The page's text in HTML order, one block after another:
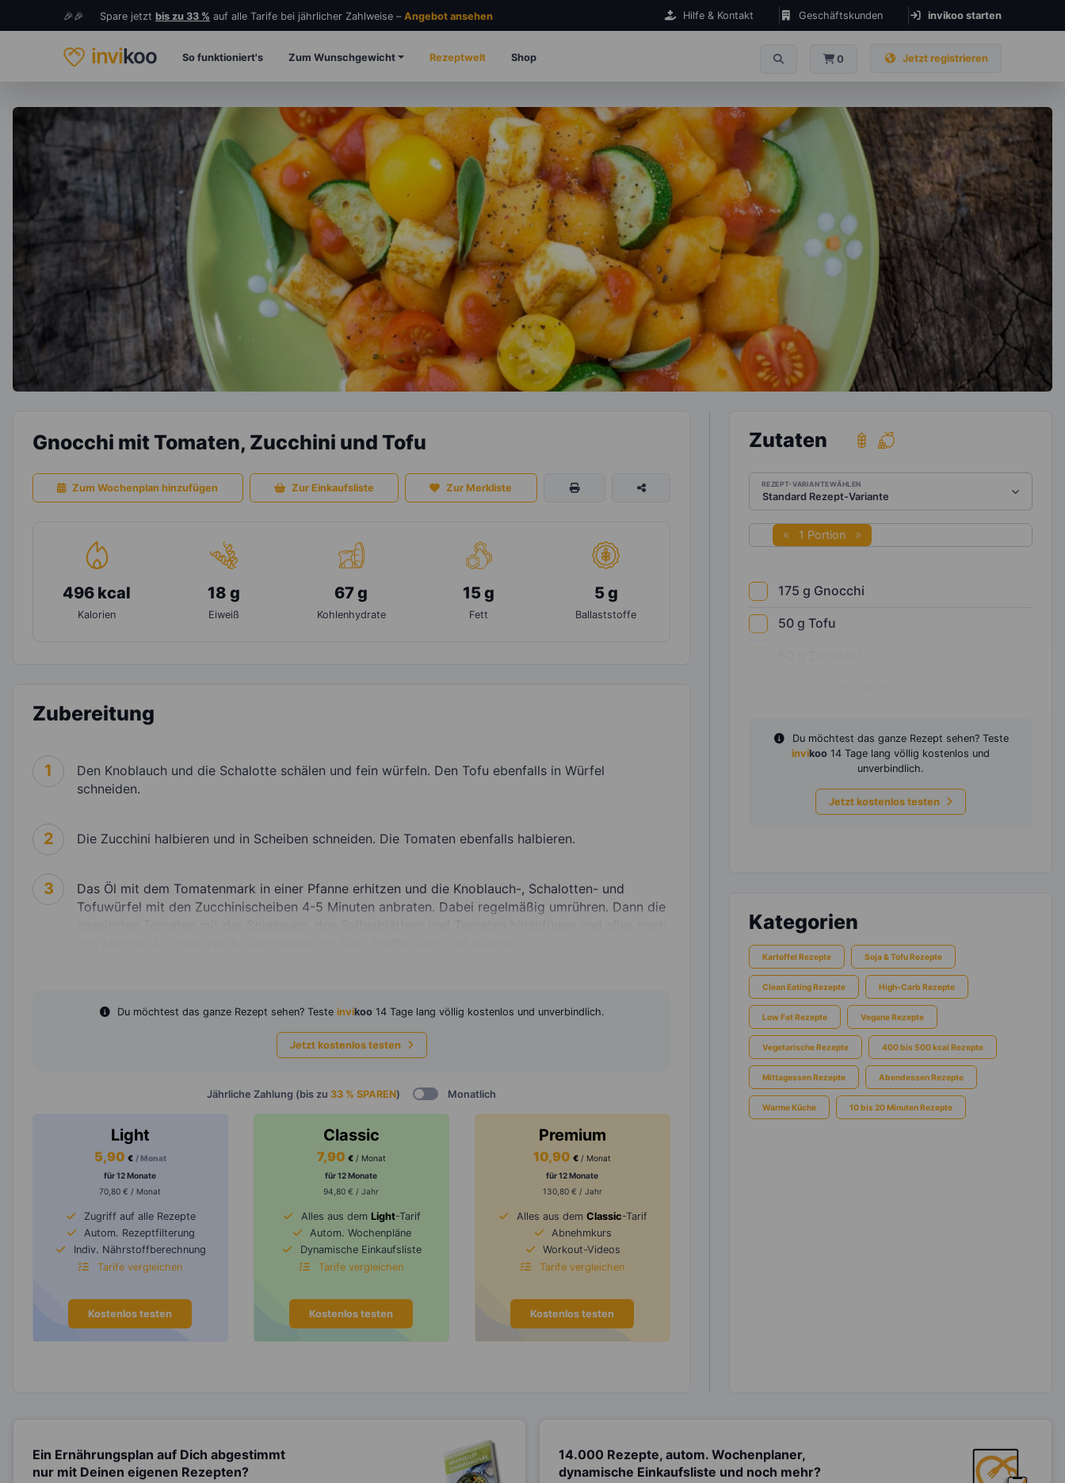
🎉🎉 Spare jetzt bis zu 33 % auf alle Tarife bei jährlicher Zahlweise – Angebot ansehen Hilfe & Kontakt Geschäftskunden invikoo starten
invikoo So funktioniert's Zum Wunschgewicht Rezeptwelt Shop 0 Jetzt registrieren
Gnocchi mit Tomaten, Zucchini und Tofu
Zum Wochenplan hinzufügen Zur Einkaufsliste Zur Merkliste
496 kcal
Kalorien
18 g
Eiweiß
67 g
Kohlenhydrate
15 g
Fett
5 g
Ballaststoffe
Zubereitung
1
Den Knoblauch und die Schalotte schälen und fein würfeln. Den Tofu ebenfalls in Würfel
schneiden.
2 Die Zucchini halbieren und in Scheiben schneiden. Die Tomaten ebenfalls halbieren.
3
Das Öl mit dem Tomatenmark in einer Pfanne erhitzen und die Knoblauch-, Schalotten- und
Tofuwürfel mit den Zucchinischeiben 4-5 Minuten anbraten. Dabei regelmäßig umrühren. Dann die
Du möchtest das ganze Rezept sehen? Teste invikoo 14 Tage lang völlig kostenlos und unverbindlich.
Jetzt kostenlos testen
Jährliche Zahlung (bis zu 33 % SPAREN) Monatlich
Light
5,90 € / Monat
für 12 Monate
70,80 € / Monat
Zugriff auf alle Rezepte
Autom. Rezeptfilterung
Indiv. Nährstoffberechnung
Tarife vergleichen
Kostenlos testen
Classic
7,90 € / Monat
für 12 Monate
94,80 € / Jahr
Alles aus dem Light-Tarif
Autom. Wochenpläne
Dynamische Einkaufsliste
Tarife vergleichen
Kostenlos testen
Premium
10,90€ / Monat
für 12 Monate
130,80 € / Jahr
Alles aus dem Classic-Tarif
Abnehmkurs
Workout-Videos
Tarife vergleichen
Kostenlos testen
Zutaten
REZEPT-VARIANTE WÄHLEN
1 Portion
175 g Gnocchi
50 g Tofu
Du möchtest das ganze Rezept sehen? Teste
invikoo 14 Tage lang völlig kostenlos und
unverbindlich.
Jetzt kostenlos testen
Kategorien
Kartoffel Rezepte Soja & Tofu Rezepte
Clean Eating Rezepte High-Carb Rezepte
Low Fat Rezepte Vegane Rezepte
Vegetarische Rezepte 400 bis 500 kcal Rezepte
Mittagessen Rezepte Abendessen Rezepte
Warme Küche 10 bis 20 Minuten Rezepte
Ein Ernährungsplan auf Dich abgestimmt
nur mit Deinen eigenen Rezepten?
14.000 Rezepte, autom. Wochenplaner,
dynamische Einkaufsliste und noch mehr?